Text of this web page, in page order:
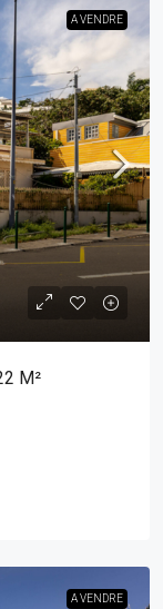
A VENDRE
M²
A VENDRE